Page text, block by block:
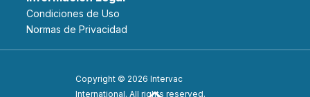
Condiciones de Uso
Normas de Privacidad
Copyright © 2026 Intervac
International. All rights reserved.